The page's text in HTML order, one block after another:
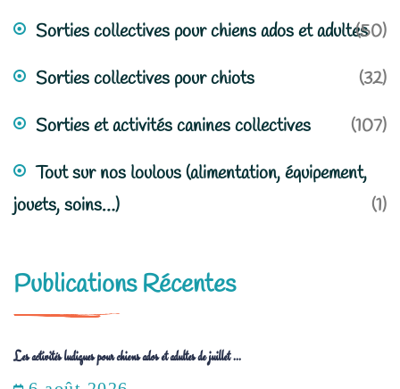
Sorties collectives pour chiens ados et adultes(50)
Sorties collectives pour chiots
(32)
Sorties et activités canines collectives
(107)
Tout sur nos loulous (alimentation, équipement,
jouets, soins…)
(1)
Publications Récentes
Les activités ludiques pour chiens ados et adultes de juillet ...